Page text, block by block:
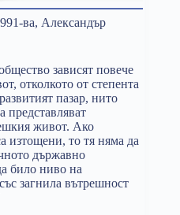
ва, Александър
зависят повече
отколкото от степента
пазар, нито
представляват
живот. Ако
изтощени, то тя няма да
държавно
било ниво на
загнила вътрешност